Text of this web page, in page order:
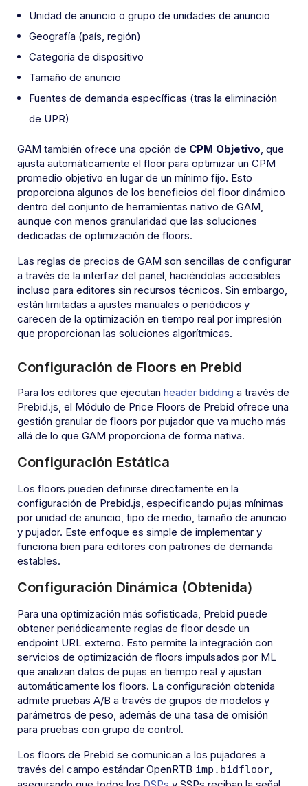
Unidad de anuncio o grupo de unidades de anuncio
Geografía (país, región)
Categoría de dispositivo
Tamaño de anuncio
Fuentes de demanda específicas (tras la eliminación
de UPR)
GAM también ofrece una opción de CPM Objetivo , que
ajusta automáticamente el floor para optimizar un CPM
promedio objetivo en lugar de un mínimo fijo. Esto
proporciona algunos de los beneficios del floor dinámico
dentro del conjunto de herramientas nativo de GAM,
aunque con menos granularidad que las soluciones
dedicadas de optimización de floors.
Las reglas de precios de GAM son sencillas de configurar
a través de la interfaz del panel, haciéndolas accesibles
incluso para editores sin recursos técnicos. Sin embargo,
están limitadas a ajustes manuales o periódicos y
carecen de la optimización en tiempo real por impresión
que proporcionan las soluciones algorítmicas.
Configuración de Floors en Prebid
Para los editores que ejecutan header bidding a través de
Prebid.js, el Módulo de Price Floors de Prebid ofrece una
gestión granular de floors por pujador que va mucho más
allá de lo que GAM proporciona de forma nativa.
Configuración Estática
Los floors pueden definirse directamente en la
configuración de Prebid.js, especificando pujas mínimas
por unidad de anuncio, tipo de medio, tamaño de anuncio
y pujador. Este enfoque es simple de implementar y
funciona bien para editores con patrones de demanda
estables.
Configuración Dinámica (Obtenida)
Para una optimización más sofisticada, Prebid puede
obtener periódicamente reglas de floor desde un
endpoint URL externo. Esto permite la integración con
servicios de optimización de floors impulsados por ML
que analizan datos de pujas en tiempo real y ajustan
automáticamente los floors. La configuración obtenida
admite pruebas A/B a través de grupos de modelos y
parámetros de peso, además de una tasa de omisión
para pruebas con grupo de control.
Los floors de Prebid se comunican a los pujadores a
través del campo estándar OpenRTB imp.bidfloor